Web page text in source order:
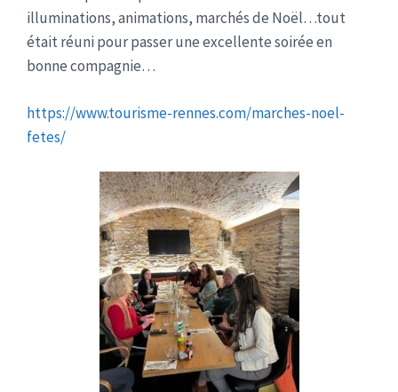
illuminations, animations, marchés de Noël…tout
était réuni pour passer une excellente soirée en
bonne compagnie…
https://www.tourisme-rennes.com/marches-noel-
fetes/